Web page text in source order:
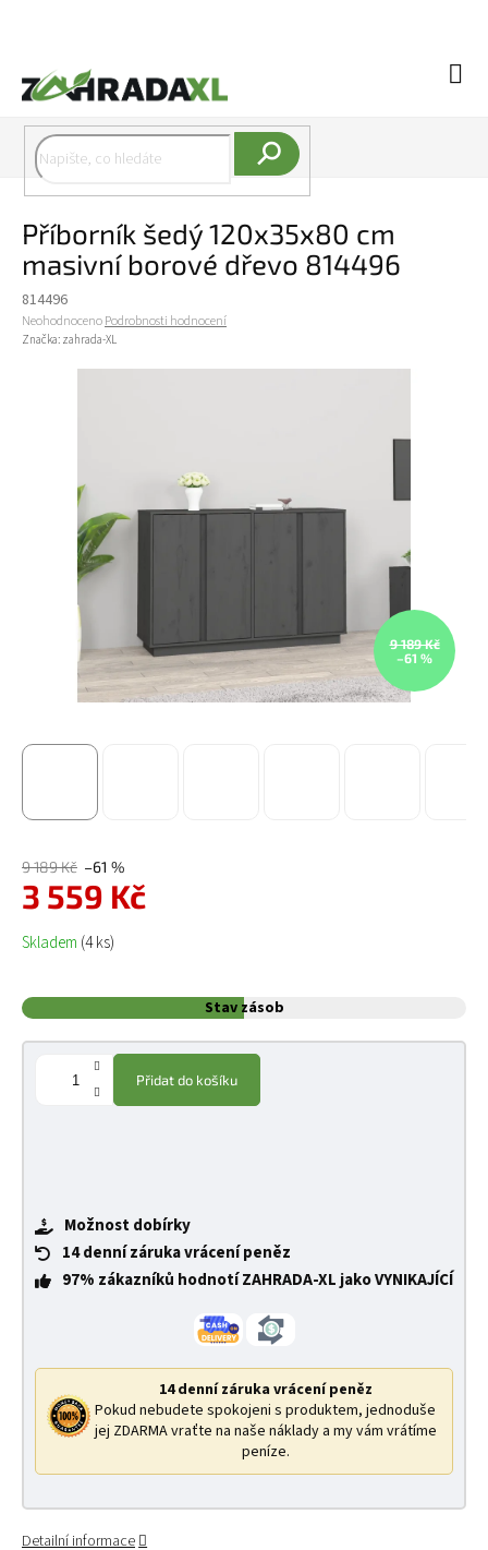
Příborník šedý 120x35x80 cm
masivní borové dřevo 814496
814496
Průměrné hodnocení produktu je 0,0 z 5 hvězdiček.
NeohodnocenoPodrobnosti hodnocení
Značka: zahrada-XL
9 189 Kč
–61 %
9 189 Kč –61 %
3 559 Kč
Měrná cena:
Skladem (4 ks)
Stav zásob
Přidat do košíku
Možnost dobírky
14 denní záruka vrácení peněz
97% zákazníků hodnotí ZAHRADA-XL jako VYNIKAJÍCÍ
14 denní záruka vrácení peněz
Pokud nebudete spokojeni s produktem, jednoduše
jej ZDARMA vraťte na naše náklady a my vám vrátíme
peníze.
Detailní informace